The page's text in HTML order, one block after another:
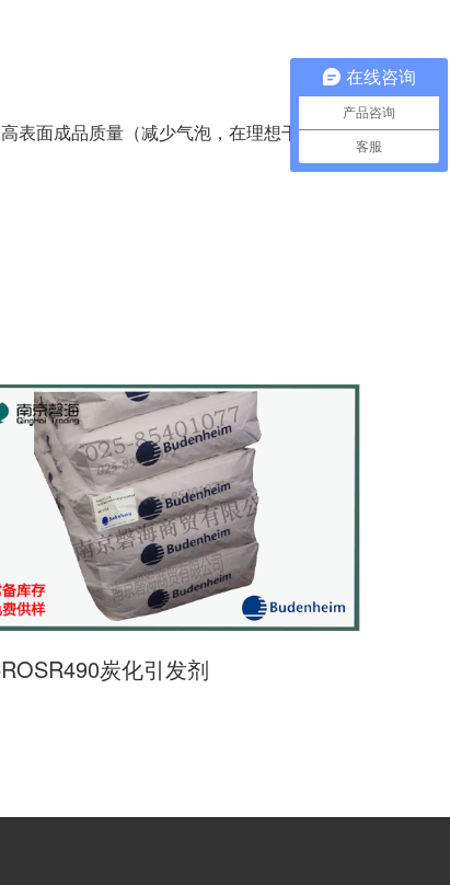
表面成品质量（减少气泡，在理想干燥工艺下
炭化引发剂
在线咨询
产品咨询
客服